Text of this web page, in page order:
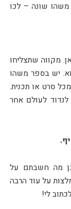
שונה – לכו
מקווה שתצליחו
יש בספר משהו
סרט או תכנית.
לעולם אחר
מה חשבתם על
על עוד הרבה
לי!